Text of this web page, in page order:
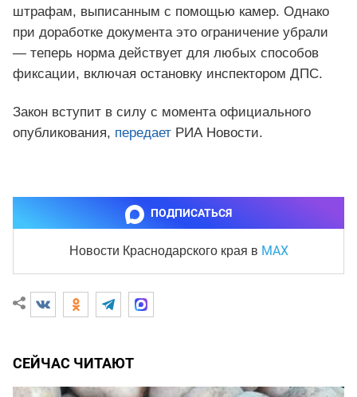
штрафам, выписанным с помощью камер. Однако
при доработке документа это ограничение убрали
— теперь норма действует для любых способов
фиксации, включая остановку инспектором ДПС.
Закон вступит в силу с момента официального
опубликования, передает РИА Новости.
ПОДПИСАТЬСЯ
Новости Краснодарского края в MAX
СЕЙЧАС ЧИТАЮТ